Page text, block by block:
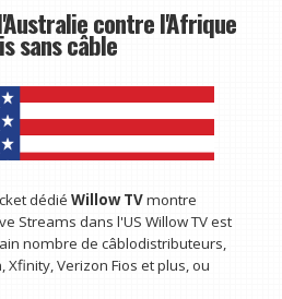
contre l'Afrique
sans câble
dédiéWillow TVmontre
Streams dans l'US Willow TV est
nombre de câblodistributeurs,
Verizon Fios et plus, ou